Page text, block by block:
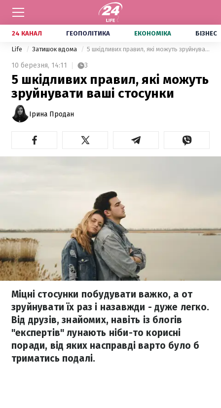
24 КАНАЛ ГЕОПОЛІТИКА ЕКОНОМІКА БІЗНЕС
Life Затишок вдома 5 шкідливих правил, які можуть зруйнувати ваші стосунки
10 березня, 14:11 3
5 шкідливих правил, які можуть
зруйнувати ваші стосунки
Ірина Продан
Міцні стосунки побудувати важко, а от
зруйнувати їх раз і назавжди - дуже легко.
Від друзів, знайомих, навіть із блогів
"експертів" лунають ніби-то корисні
поради, від яких насправді варто було б
триматись подалі.